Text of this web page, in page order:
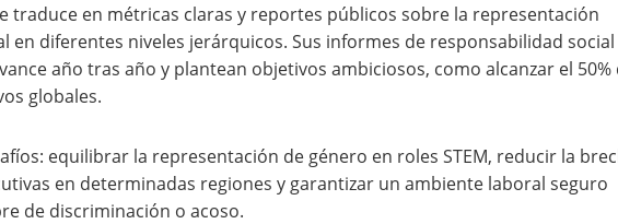
traduce en métricas claras y reportes públicos sobre la representación
en diferentes niveles jerárquicos. Sus informes de responsabilidad social
año tras año y plantean objetivos ambiciosos, como alcanzar el 50%
globales.
equilibrar la representación de género en roles STEM, reducir la
en determinadas regiones y garantizar un ambiente laboral seguro
de discriminación o acoso.